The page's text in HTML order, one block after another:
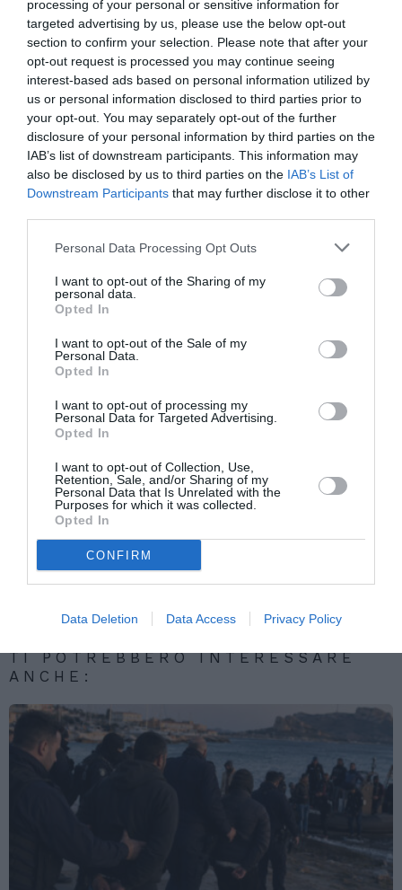
processing of your personal or sensitive information for
targeted advertising by us, please use the below opt-out
section to confirm your selection. Please note that after your
opt-out request is processed you may continue seeing
interest-based ads based on personal information utilized by
us or personal information disclosed to third parties prior to
your opt-out. You may separately opt-out of the further
disclosure of your personal information by third parties on the
IAB’s list of downstream participants. This information may
also be disclosed by us to third parties on the IAB’s List of
Downstream Participants that may further disclose it to other
Personal Data Processing Opt Outs
I want to opt-out of the Sharing of my
personal data.
Opted In
I want to opt-out of the Sale of my
Personal Data.
Opted In
I want to opt-out of processing my
Personal Data for Targeted Advertising.
Opted In
I want to opt-out of Collection, Use,
Retention, Sale, and/or Sharing of my
Personal Data that Is Unrelated with the
Purposes for which it was collected.
Opted In
CONFIRM
Data Deletion Data Access Privacy Policy
suo avvocato Gianluca Arrighi, che ha reso nota
la vicenda. Ora l’indagine si è conclusa e la
procura ha depositato gli atti, mossa che
precede un eventuale rinvio a giudizio. El Israel
Rischia dai sei mesi ai tre anni di reclusione.
Arrighi parla di “caso grottesco” che “pone
l’attenzione su due problematiche giuridiche
molto attuali. La prima è la possibilità di
introdurre nel nostro ordinamento la
discrezionalità dell’azione penale da parte del
pubblico ministero. L’altra il riconoscimento a
lesività, per il quale non può esservi reato senza
reale ed effettiva del bene protetto”.
Articolo precedente
Islam. Razzismo e pregiudizi nei libri di
scuola europei
Articolo seguente
Riforma di Schengen, le proposte della
Commissione Ue
TI POTREBBERO INTERESSARE
ANCHE: